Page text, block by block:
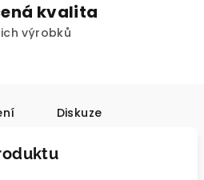
kvalita
výrobků
Diskuze